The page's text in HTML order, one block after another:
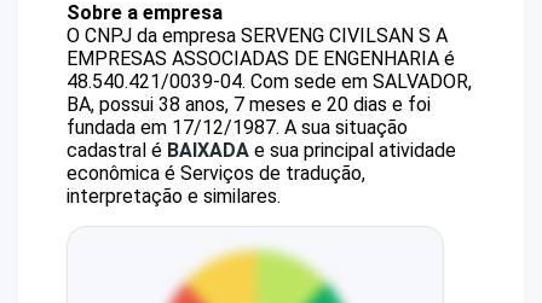
Sobre a empresa
O CNPJ da empresa SERVENG CIVILSAN S A
EMPRESAS ASSOCIADAS DE ENGENHARIA é
48.540.421/0039-04. Com sede em SALVADOR,
BA, possui 38 anos, 7 meses e 20 dias e foi
fundada em 17/12/1987. A sua situação
cadastral é BAIXADA e sua principal atividade
econômica é Serviços de tradução,
interpretação e similares.